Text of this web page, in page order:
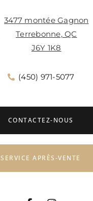
3477 montée Gagnon
Terrebonne, QC
J6Y 1K8
(450) 971-5077
CONTACTEZ-NOUS
SERVICE APRÈS-VENTE